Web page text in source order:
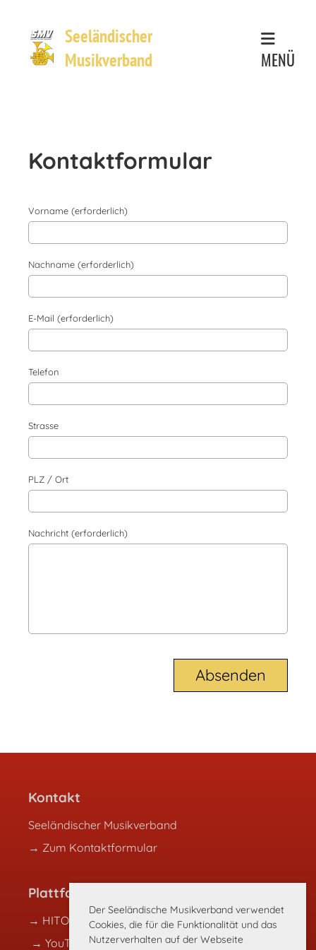
Der Seeländische Musikverband verwendet
Cookies, die für die Funktionalität und das
Nutzerverhalten auf der Webseite
Seeländischer
Musikverband
MENÜ
Kontaktformular
Vorname (erforderlich)
Nachname (erforderlich)
E-Mail (erforderlich)
Telefon
Strasse
PLZ / Ort
Nachricht (erforderlich)
Kontakt
Seeländischer Musikverband
→ Zum Kontaktformular
Plattformen
→ HITOBITO
→ YouTube